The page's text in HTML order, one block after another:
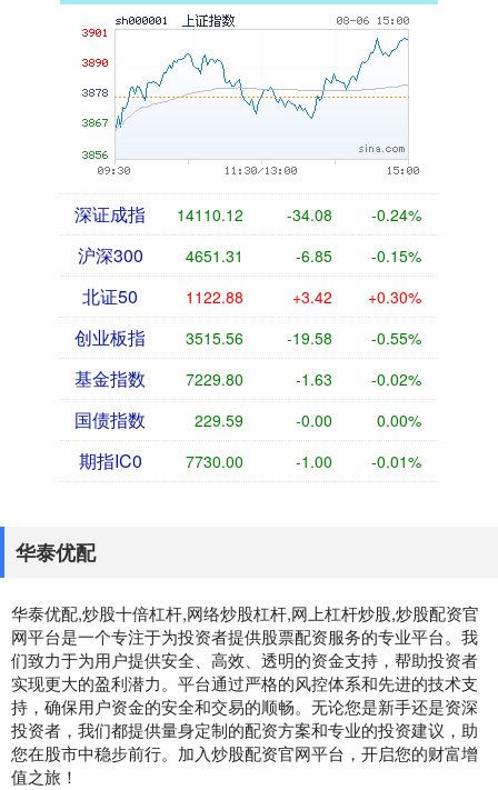
深证成指 14110.12 -34.08 -0.24%
沪深300 4651.31 -6.85 -0.15%
北证50 1122.88 +3.42 +0.30%
创业板指 3515.56 -19.58 -0.55%
基金指数 7229.80 -1.63 -0.02%
国债指数 229.59 -0.00 0.00%
期指IC0 7730.00 -1.00 -0.01%
华泰优配
华泰优配,炒股十倍杠杆,网络炒股杠杆,网上杠杆炒股,炒股配资官
网平台是一个专注于为投资者提供股票配资服务的专业平台。我
们致力于为用户提供安全、高效、透明的资金支持，帮助投资者
实现更大的盈利潜力。平台通过严格的风控体系和先进的技术支
持，确保用户资金的安全和交易的顺畅。无论您是新手还是资深
投资者，我们都提供量身定制的配资方案和专业的投资建议，助
您在股市中稳步前行。加入炒股配资官网平台，开启您的财富增
值之旅！